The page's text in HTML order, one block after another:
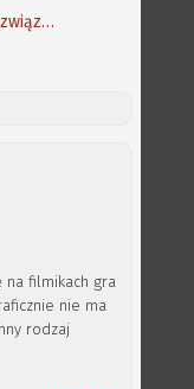
Jak Nintendo rozwiązało problem otwartego świata
na filmikach gra
nie ma
rodzaj